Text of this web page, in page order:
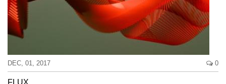
DEC, 01, 2017 0
FLUX